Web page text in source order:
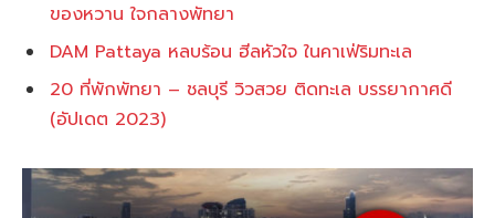
ของหวาน ใจกลางพัทยา
DAM Pattaya หลบร้อน ฮีลหัวใจ ในคาเฟ่ริมทะเล
20 ที่พักพัทยา – ชลบุรี วิวสวย ติดทะเล บรรยากาศดี
(อัปเดต 2023)